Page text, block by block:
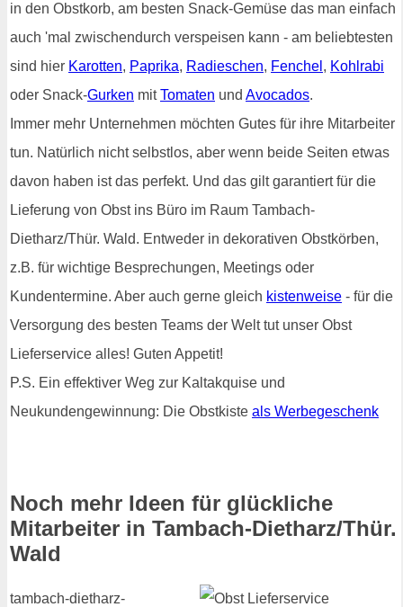
in den Obstkorb, am besten Snack-Gemüse das man einfach
auch 'mal zwischendurch verspeisen kann - am beliebtesten
sind hier Karotten, Paprika, Radieschen, Fenchel , Kohlrabi
oder Snack-Gurken mitTomaten und Avocados.
Immer mehr Unternehmen möchten Gutes für ihre Mitarbeiter
tun. Natürlich nicht selbstlos, aber wenn beide Seiten etwas
davon haben ist das perfekt. Und das gilt garantiert für die
Lieferung von Obst ins Büro im Raum Tambach-
Dietharz/Thür. Wald. Entweder in dekorativen Obstkörben,
z.B. für wichtige Besprechungen, Meetings oder
Kundentermine. Aber auch gerne gleich kistenweise - für die
Versorgung des besten Teams der Welt tut unser Obst
Lieferservice alles! Guten Appetit!
P.S. Ein effektiver Weg zur Kaltakquise und
Neukundengewinnung: Die Obstkiste als Werbegeschenk
Noch mehr Ideen für glückliche
Mitarbeiter in Tambach-Dietharz/Thür.
Wald
tambach-dietharz-